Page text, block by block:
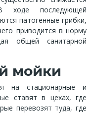
ходе последующей
патогенные грибки,
приводится в норму
общей санитарной
мойки
на стационарные и
ставят в цехах, где
перевозят туда, где